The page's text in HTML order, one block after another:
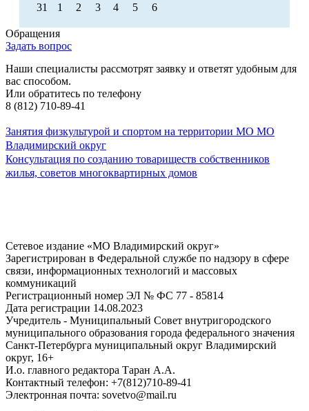
31
1 2 3 4 5 6
Обращения
Задать вопрос
Наши специалисты рассмотрят заявку и ответят удобным для
вас способом.
Или обратитесь по телефону
8 (812) 710-89-41
Занятия физкультурой и спортом на территории МО МО
Владимирский округ
Консультация по созданию товариществ собственников
жилья, советов многоквартирных домов
Сетевое издание «МО Владимирский округ»
Зарегистрирован в Федеральной службе по надзору в сфере
связи, информационных технологий и массовых
коммуникаций
Регистрационный номер ЭЛ № ФС 77 - 85814
Дата регистрации 14.08.2023
Учредитель - Муниципальный Совет внутригородского
муниципального образования города федерального значения
Санкт-Петербурга муниципальный округ Владимирский
округ, 16+
И.о. главного редактора Таран А.А.
Контактный телефон: +7(812)710-89-41
Электронная почта: sovetvo@mail.ru